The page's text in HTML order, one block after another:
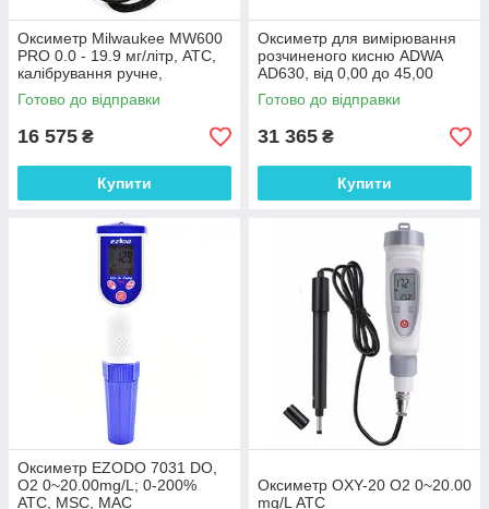
виробництвах або електростанціях, підвищує температуру
води і знижує вміст кисню.
Оксиметр Milwaukee MW600
PRO 0.0 - 19.9 мг/літр, АТС,
калібрування ручне,
Угорщина
Готово до відправки
16 575 ₴
Купити
Оксиметр для вимірювання
розчиненого кисню ADWA
AD630, від 0,00 до 45,00
ppm; ± 0,01ppm, АТС,
Угорщина
Готово до відправки
31 365 ₴
Купити
Оксиметр EZODO 7031 DO,
О2 0~20.00mg/L; 0-200%
АТС, MSC, MAC
Оксиметр OXY-20 О2 0~20.00
mg/L АТС